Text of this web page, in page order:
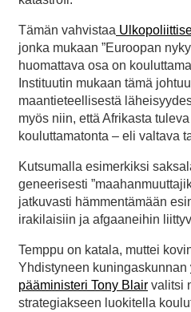
Tämän vahvistaa
jonka mukaan ”Euroopan
huomattava osa on
Instituutin mukaan tämä
maantieteellisestä
myös niin, että Afrikasta
kouluttamatonta – eli valtava
Kutsumalla esimerkiksi
geneerisesti
jatkuvasti hämmentämään
irakilaisiin ja afgaaneihin
Temppu on katala, muttei
Yhdistyneen kuningaskunnan
pääministeri Tony Blair valitsi
strategiakseen luokitella